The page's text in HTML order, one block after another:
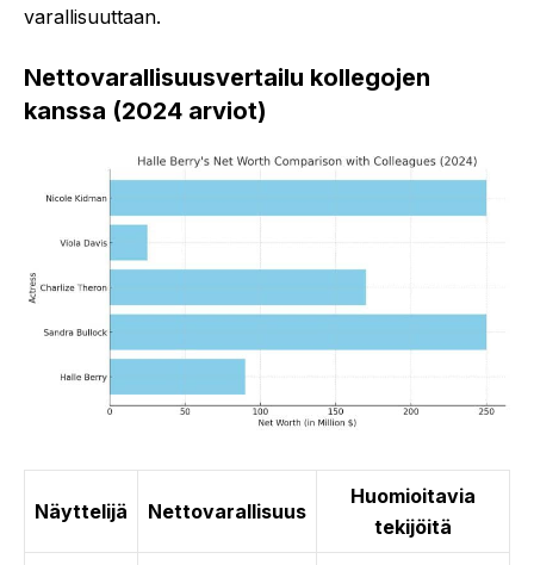
varallisuuttaan.
Nettovarallisuusvertailu kollegojen
kanssa (2024 arviot)
Näyttelijä Nettovarallisuus
Huomioitavia
tekijöitä